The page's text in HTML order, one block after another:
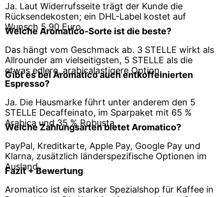
Ja. Laut Widerrufsseite trägt der Kunde die
Rücksendekosten; ein DHL-Label kostet auf
Wunsch 5,90 Euro.
Welche Aromatico-Sorte ist die beste?
Das hängt vom Geschmack ab. 3 STELLE wirkt als
Allrounder am vielseitigsten, 5 STELLE als die
etwas edlere, arabicalastigere Option.
Gibt es bei Aromatico auch entkoffeinierten
Espresso?
Ja. Die Hausmarke führt unter anderem den 5
STELLE Decaffeinato, im Sparpaket mit 65 %
Arabica und 35 % Robusta.
Welche Zahlungsarten bietet Aromatico?
PayPal, Kreditkarte, Apple Pay, Google Pay und
Klarna, zusätzlich länderspezifische Optionen im
Ausland.
Fazit + Bewertung
Aromatico ist ein starker Spezialshop für Kaffee in